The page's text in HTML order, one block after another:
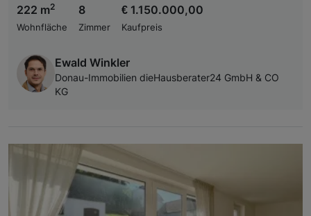
222 m2
Wohnfläche
8
Zimmer
€ 1.150.000,00
Kaufpreis
Ewald Winkler
Donau-Immobilien dieHausberater24 GmbH & CO
KG